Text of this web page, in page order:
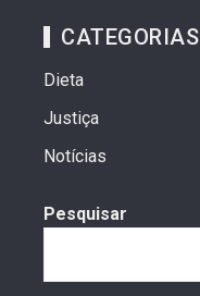
CATEGORIAS
Dieta
Justiça
Notícias
Pesquisar